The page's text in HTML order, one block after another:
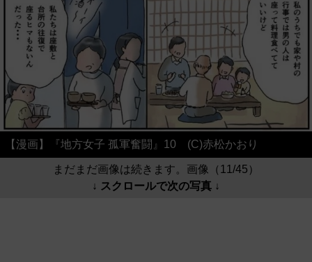
【漫画】『地方女子 孤軍奮闘』10 (C)赤松かおり
まだまだ画像は続きます。画像（11/45）
↓ スクロールで次の写真 ↓